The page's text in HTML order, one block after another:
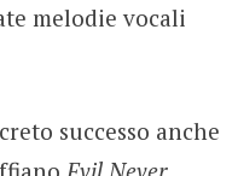
melodie vocali
successo anche